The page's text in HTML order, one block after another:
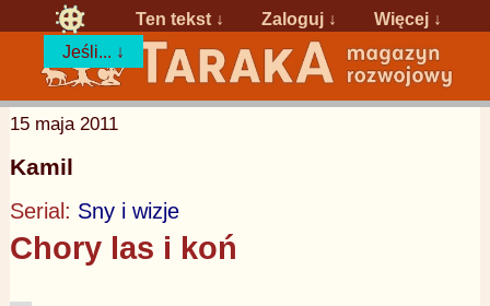
Ten tekst ↓ Zaloguj ↓
Więcej ↓
Jeśli... ↓
15 maja 2011
Kamil
Serial: Sny i wizje
Chory las i koń